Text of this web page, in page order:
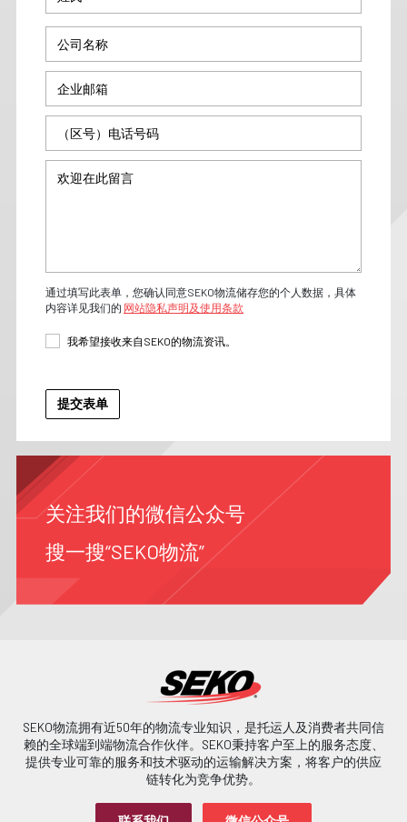
通过填写此表单，您确认同意SEKO物流储存您的个人数据，具体
内容详见我们的 网站隐私声明及使用条款
我希望接收来自SEKO的物流资讯。
关注我们的微信公众号
搜一搜“SEKO物流”
SEKO物流拥有近50年的物流专业知识，是托运人及消费者共同信
赖的全球端到端物流合作伙伴。SEKO秉持客户至上的服务态度、
提供专业可靠的服务和技术驱动的运输解决方案，将客户的供应
链转化为竞争优势。